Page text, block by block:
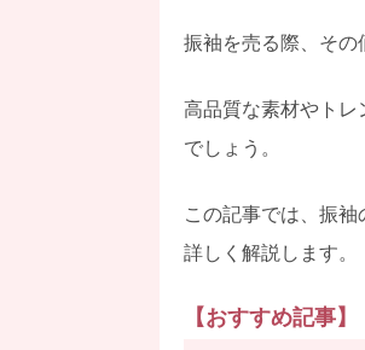
振袖を売る際、その
高品質な素材やト
でしょう。
この記事では、振
詳しく解説します。
【おすすめ記事】